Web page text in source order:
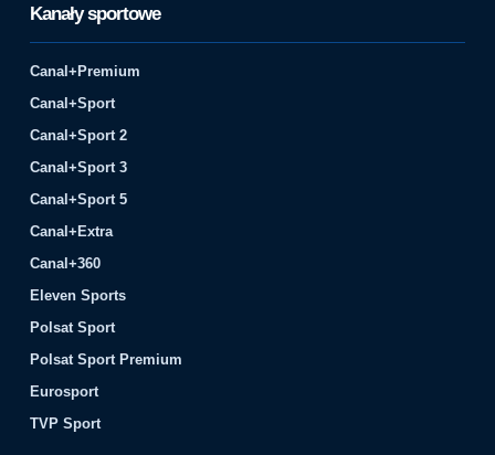
Kanały sportowe
Canal+Premium
Canal+Sport
Canal+Sport 2
Canal+Sport 3
Canal+Sport 5
Canal+Extra
Canal+360
Eleven Sports
Polsat Sport
Polsat Sport Premium
Eurosport
TVP Sport